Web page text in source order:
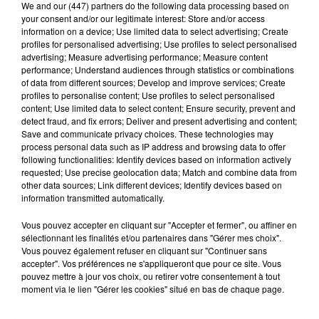
Bad
Hip-Hop News
6 août 2026
Franglish et Keblack dévoilent une
session live surprise
5 août 2026
Après le film, bientôt une docu-série sur
le père de Michael Jackson
We and our (447) partnersdo the following data processing based on
your consent and/or our legitimate interest: Store and/or access
information on a device; Use limited data to select advertising; Create
profiles for personalised advertising; Use profiles to select personalised
advertising; Measure advertising performance; Measure content
performance; Understand audiences through statistics or combinations
of data from different sources; Develop and improve services; Create
profiles to personalise content; Use profiles to select personalised
content; Use limited data to select content; Ensure security, prevent and
detect fraud, and fix errors; Deliver and present advertising and content;
Save and communicate privacy choices. These technologies may
process personal data such as IP address and browsing data to offer
following functionalities: Identify devices based on information actively
requested; Use precise geolocation data; Match and combine data from
other data sources; Link different devices; Identify devices based on
information transmitted automatically.
Vous pouvez accepter en cliquant sur "Accepter et fermer", ou affiner en
sélectionnant les finalités et/ou partenaires dans "Gérer mes choix".
Vous pouvez également refuser en cliquant sur "Continuer sans
accepter". Vos préférences ne s'appliqueront que pour ce site. Vous
pouvez mettre à jour vos choix, ou retirer votre consentement à tout
moment via le lien "Gérer les cookies" situé en bas de chaque page.